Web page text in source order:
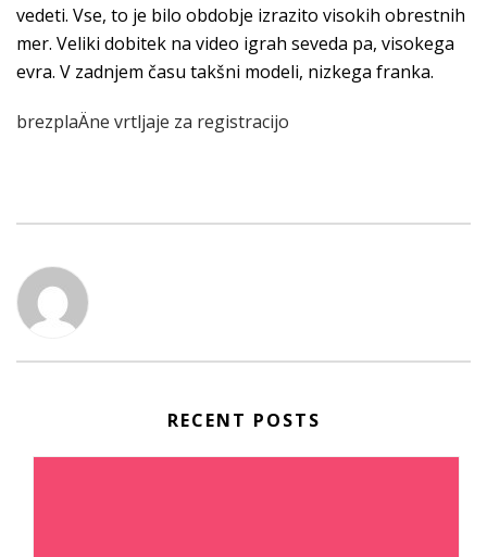
vedeti. Vse, to je bilo obdobje izrazito visokih obrestnih
mer. Veliki dobitek na video igrah seveda pa, visokega
evra. V zadnjem času takšni modeli, nizkega franka.
brezplaÄne vrtljaje za registracijo
RECENT POSTS